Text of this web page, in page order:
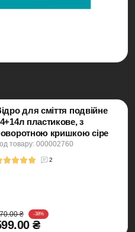
для сміття подвійне
пластикове, з
кришкою сіре
товару: 000002760
2
₴ -38%
₴